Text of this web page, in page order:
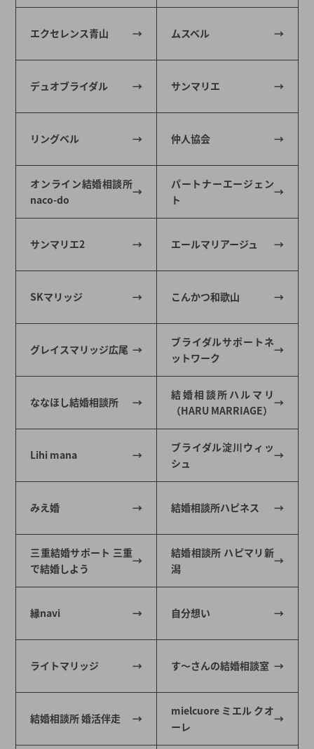
エクセレンス青山 ムスベル
デュオブライダル サンマリエ
リングベル 仲人協会
オンライン結婚相談所
naco-do
パートナーエージェン
ト
サンマリエ2 エールマリアージュ
SKマリッジ こんかつ和歌山
グレイスマリッジ広尾
ブライダルサポートネ
ットワーク
ななほし結婚相談所
結婚相談所ハルマリ
（HARU MARRIAGE）
Lihi mana
ブライダル淀川ウィッ
シュ
みえ婚 結婚相談所ハピネス
三重結婚サポート 三重
で結婚しよう
結婚相談所 ハピマリ新
潟
縁navi 自分想い
ライトマリッジ す～さんの結婚相談室
結婚相談所 婚活伴走
mielcuore ミエル クオ
ーレ